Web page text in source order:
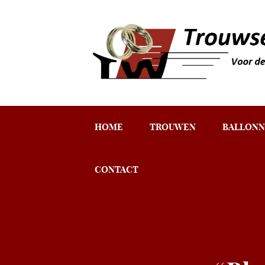
HOME TROUWEN
CONTACT